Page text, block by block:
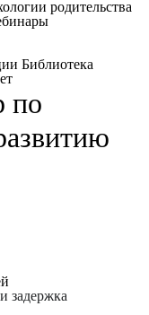
родительства
Библиотека
по
задержка